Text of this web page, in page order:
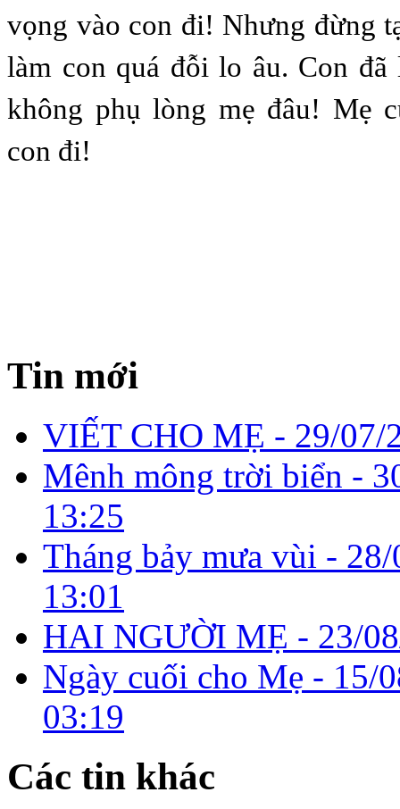
vọng vào con đi! Nhưng đừng
làm con quá đỗi lo âu. Con
không phụ lòng mẹ đâu! Mẹ
con đi!
Tin mới
VIẾT CHO MẸ - 29/07/
Mênh mông trời biển -
13:25
Tháng bảy mưa vùi -
13:01
HAI NGƯỜI MẸ - 23/
Ngày cuối cho Mẹ - 15/
03:19
Các tin khác